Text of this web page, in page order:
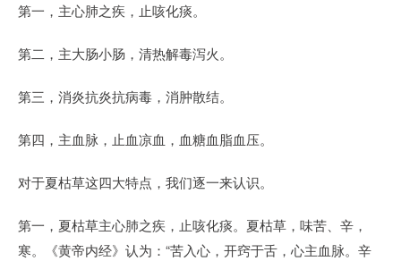
第一，主心肺之疾，止咳化痰。
第二，主大肠小肠，清热解毒泻火。
第三，消炎抗炎抗病毒，消肿散结。
第四，主血脉，止血凉血，血糖血脂血压。
对于夏枯草这四大特点，我们逐一来认识。
第一，夏枯草主心肺之疾，止咳化痰。夏枯草，味苦、辛，
寒。《黄帝内经》认为：“苦入心，开窍于舌，心主血脉。辛